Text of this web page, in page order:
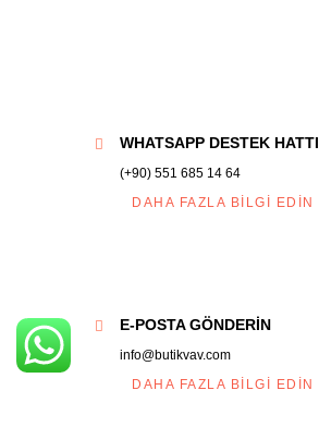
WHATSAPP DESTEK HATTI
(+90) 551 685 14 64
DAHA FAZLA BILGI EDIN
E-POSTA GÖNDERIN
info@butikvav.com
DAHA FAZLA BILGI EDIN